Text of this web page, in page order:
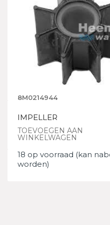
8M0214944
IMPELLER
TOEVOEGEN AAN
WINKELWAGEN
18 op voorraad (kan
worden)